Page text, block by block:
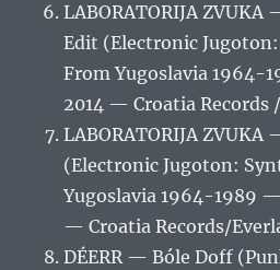
LABORATORIJA
Edit (Electronic
From Yugoslavia 1964-
2014 — Croatia Records
LABORATORIJA ZVUKA
(Electronic Jugoton:
Yugoslavia 1964-1989
— Croatia Records/
DÉERR — Bóle Doff